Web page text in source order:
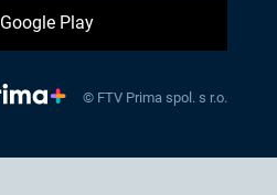
Google Play
© FTV Prima spol. s r.o.